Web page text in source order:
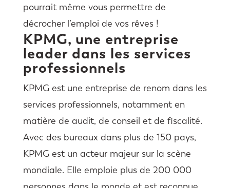
pourrait même vous permettre de
décrocher l’emploi de vos rêves !
KPMG, une entreprise
leader dans les services
professionnels
KPMG est une entreprise de renom dans les
services professionnels, notamment en
matière de audit, de conseil et de fiscalité.
Avec des bureaux dans plus de 150 pays,
KPMG est un acteur majeur sur la scène
mondiale. Elle emploie plus de 200 000